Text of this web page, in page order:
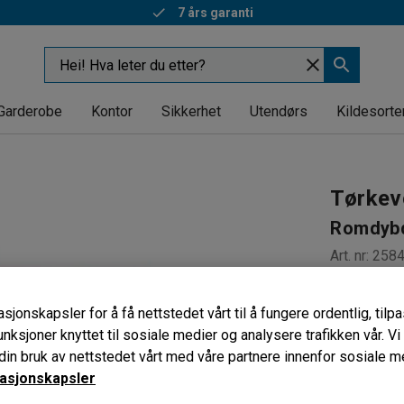
7 års garanti
Kontor Sikkerhet Utendørs
Art. nr:
Fleksibel
Med
for å få nettstedet vårt til å fungere ordentlig,
knyttet til sosiale medier og analysere trafikken vår.
bruk av nettstedet vårt med våre partnere innenfor sosiale